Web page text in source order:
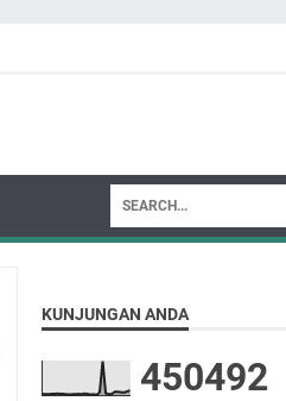
KUNJUNGAN ANDA
450492